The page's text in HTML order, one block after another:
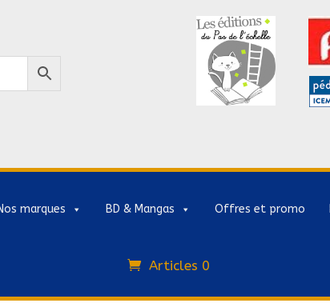
marques BD & Mangas Offres et promo
Articles 0